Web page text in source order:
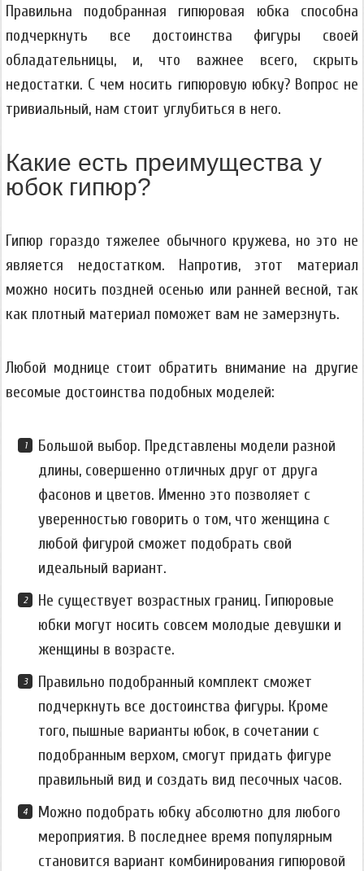
Правильна подобранная гипюровая юбка способна
подчеркнуть все достоинства фигуры своей
обладательницы, и, что важнее всего, скрыть
недостатки. С чем носить гипюровую юбку? Вопрос не
тривиальный, нам стоит углубиться в него.
Какие есть преимущества у
юбок гипюр?
Гипюр гораздо тяжелее обычного кружева, но это не
является недостатком. Напротив, этот материал
можно носить поздней осенью или ранней весной, так
как плотный материал поможет вам не замерзнуть.
Любой моднице стоит обратить внимание на другие
весомые достоинства подобных моделей:
Большой выбор. Представлены модели разной
длины, совершенно отличных друг от друга
фасонов и цветов. Именно это позволяет с
уверенностью говорить о том, что женщина с
любой фигурой сможет подобрать свой
идеальный вариант.
Не существует возрастных границ. Гипюровые
юбки могут носить совсем молодые девушки и
женщины в возрасте.
Правильно подобранный комплект сможет
подчеркнуть все достоинства фигуры. Кроме
того, пышные варианты юбок, в сочетании с
подобранным верхом, смогут придать фигуре
правильный вид и создать вид песочных часов.
Можно подобрать юбку абсолютно для любого
мероприятия. В последнее время популярным
становится вариант комбинирования гипюровой